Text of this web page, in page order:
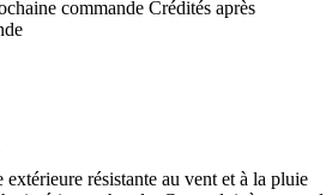
commande Crédités après
résistante au vent et à la pluie